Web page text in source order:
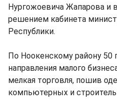
Нургожоевича Жапарова и
решением кабинета
Республики.
По Ноокенскому району 50
направления малого
мелкая торговля, пошив
компьютерных и